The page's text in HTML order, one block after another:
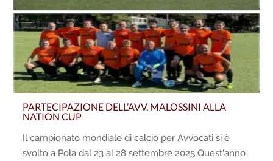
PARTECIPAZIONE DELL’AVV. MALOSSINI ALLA
NATION CUP
Il campionato mondiale di calcio per Avvocati si è
svolto a Pola dal 23 al 28 settembre 2025 Quest'anno